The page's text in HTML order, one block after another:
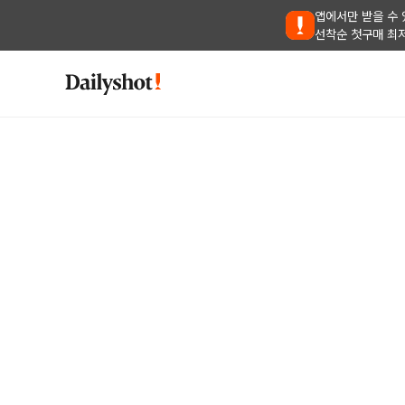
앱에서만 받을 수
선착순 첫구매 최